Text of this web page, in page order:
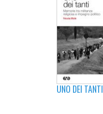
UNO DEI TANTI